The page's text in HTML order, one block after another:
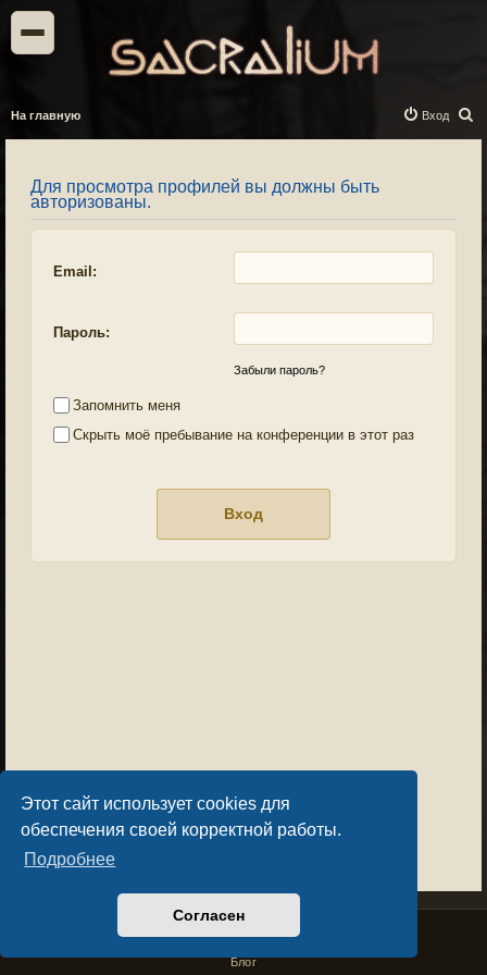
Этот сайт использует cookies для
обеспечения своей корректной работы.
Подробнее
Согласен
На главную
о
Вход
Для просмотра профилей вы должны быть
авторизованы.
Email:
Пароль:
Забыли пароль?
Запомнить меня
Скрыть моё пребывание на конференции в этот раз
Privacy PolicyLicense Agreement
Copyright © Sacralium Games 2023-
Блог